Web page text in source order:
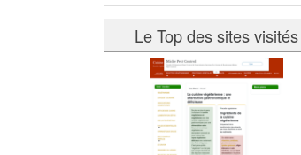
Le Top des sites visités